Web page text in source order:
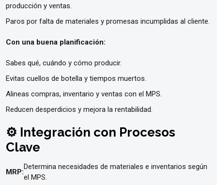
producción y ventas.
Paros por falta de materiales y promesas incumplidas al cliente.
Con una buena planificación:
Sabes qué, cuándo y cómo producir.
Evitas cuellos de botella y tiempos muertos.
Alineas compras, inventario y ventas con el MPS.
Reducen desperdicios y mejora la rentabilidad.
⚙️ Integración con Procesos
Clave
MRP:
Determina necesidades de materiales e inventarios según
el MPS.